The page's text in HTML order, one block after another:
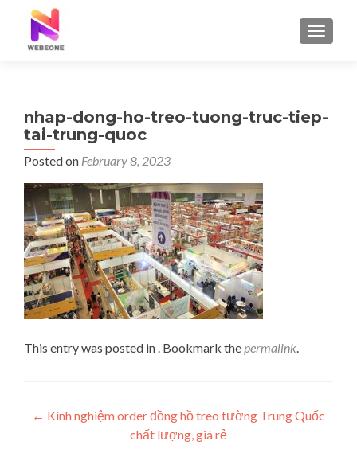
nhap-dong-ho-treo-tuong-truc-tiep-
tai-trung-quoc
Posted on February 8, 2023
This entry was posted in . Bookmark thepermalink.
Post navigation
← Kinh nghiệm order đồng hồ treo tường Trung Quốc
chất lượng, giá rẻ